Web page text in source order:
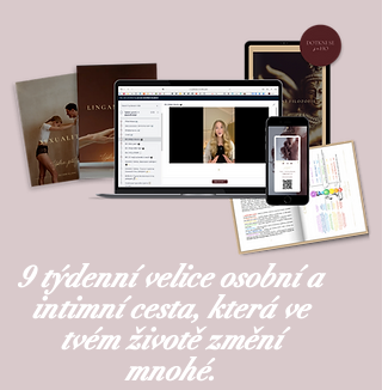
9 týdenní velice osobní a
intimní cesta, která ve
tvém životě změní
mnohé.